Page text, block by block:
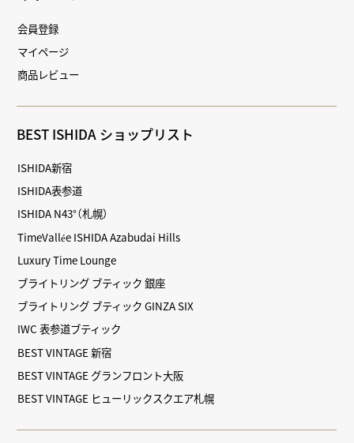
会員登録
マイページ
商品レビュー
BEST ISHIDA ショップリスト
ISHIDA新宿
ISHIDA表参道
ISHIDA N43°（札幌）
TimeVallée ISHIDA Azabudai Hills
Luxury Time Lounge
ブライトリング ブティック 銀座
ブライトリング ブティック GINZA SIX
IWC 表参道ブティック
BEST VINTAGE 新宿
BEST VINTAGE グランフロント大阪
BEST VINTAGE ヒューリックスクエア札幌